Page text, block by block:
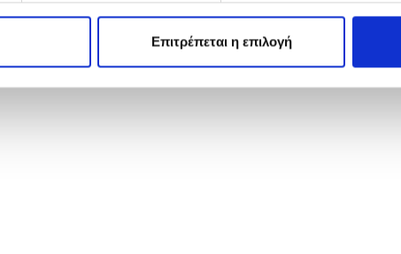
Επιτρέπεται η επιλογή